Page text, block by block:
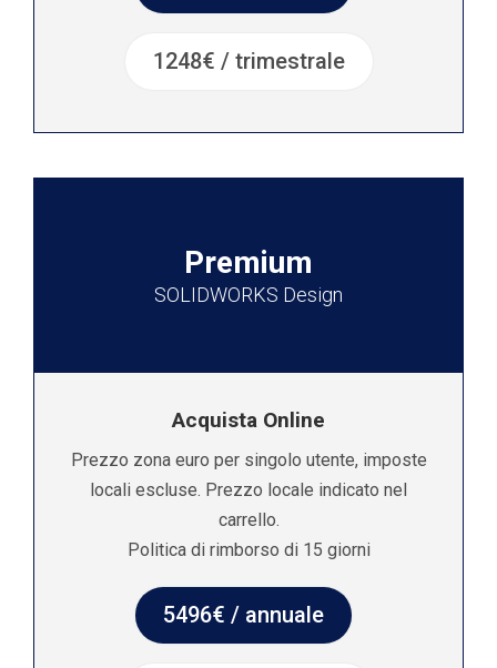
1248€ / trimestrale
Premium
SOLIDWORKS Design
Acquista Online
Prezzo zona euro per singolo utente, imposte
locali escluse. Prezzo locale indicato nel
carrello.
Politica di rimborso di 15 giorni
5496€ / annuale